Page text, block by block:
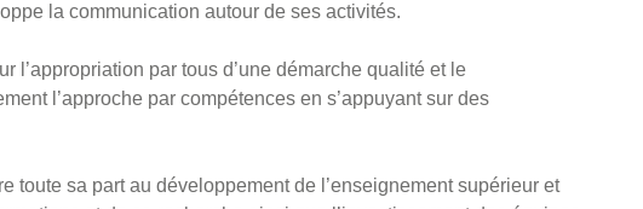
la communication autour de ses activités.
l’appropriation par tous d’une démarche qualité et le
l’approche par compétences en s’appuyant sur des
toute sa part au développement de l’enseignement supérieur et